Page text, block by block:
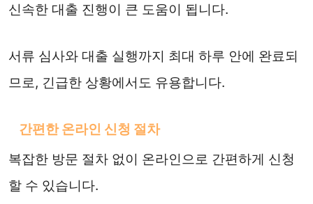
신속한 대출 진행이 큰 도움이 됩니다.
서류 심사와 대출 실행까지 최대 하루 안에 완료되
므로, 긴급한 상황에서도 유용합니다.
간편한 온라인 신청 절차
복잡한 방문 절차 없이 온라인으로 간편하게 신청
할 수 있습니다.